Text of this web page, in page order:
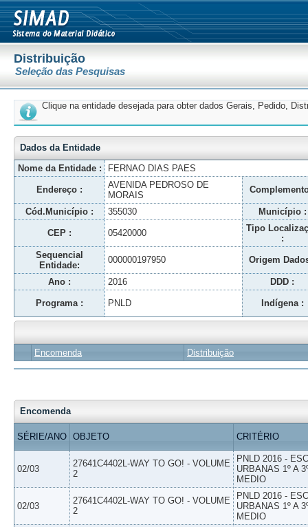
Distribuição
Seleção das Pesquisas
Clique na entidade desejada para obter dados Gerais, Pedido,
Dados da Entidade
Nome da Entidade :
FERNAO DIAS PAES
Endereço :
AVENIDA PEDROSO DE
MORAIS
Cód.Município : 355030 Município :
CEP : 05420000
Tipo
:
Sequencial
Entidade:
000000197950 Origem
Ano : 2016 DDD :
Programa : PNLD Indígena :
Encomenda Distribuição
Encomenda
SÉRIE/ANO OBJETO CRITÉRIO
02/03
27641C4402L-WAY TO GO! - VOLUME
2
PNLD 2016 -
URBANAS 1º A
MEDIO
02/03
27641C4402L-WAY TO GO! - VOLUME
2
PNLD 2016 -
URBANAS 1º A
MEDIO